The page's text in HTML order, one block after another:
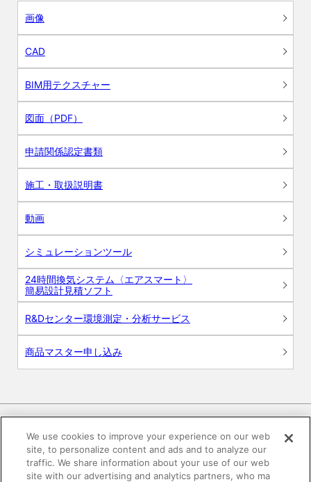
画像
CAD
BIM用テクスチャー
図面（PDF）
申請関係認定書類
施工・取扱説明書
動画
シミュレーションツール
24時間換気システム〈エアスマート〉
簡易設計見積ソフト
R&Dセンター環境測定・分析サービス
商品マスター申し込み
電子公告 このWEBサイトについて
We use cookies to improve your experience on our web
site, to personalize content and ads and to analyze our
traffic. We share information about your use of our web
site with our advertising and analytics partners, who ma